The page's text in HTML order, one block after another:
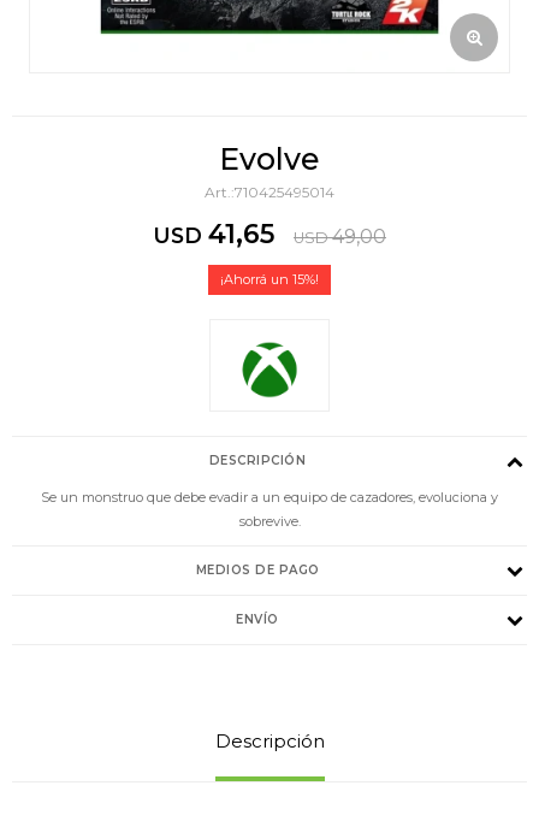
Evolve
710425495014
USD 41,65 USD 49,00
15
DESCRIPCIÓN
Se un monstruo que debe evadir a un equipo de cazadores, evoluciona y
sobrevive.
MEDIOS DE PAGO
ENVÍO
Descripción